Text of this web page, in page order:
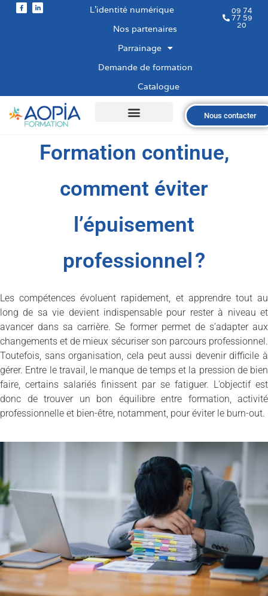
L’identité numérique
Nos partenaires
Parrainage
Demande de formation
Catalogue
09 74
77 59
20
Nous contacter
Formation continue,
comment éviter
l’épuisement
professionnel ?
Les compétences évoluent rapidement, et apprendre tout au
long de sa vie devient indispensable pour rester à niveau et
avancer dans sa carrière. Se former permet de s’adapter aux
changements et de mieux sécuriser son parcours professionnel.
Toutefois, sans organisation, cela peut aussi devenir difficile à
gérer. Entre le travail, le manque de temps et la pression de bien
faire, certains salariés finissent par se fatiguer. L’objectif est
donc de trouver un bon équilibre entre formation, activité
professionnelle et bien-être, notamment, pour éviter le burn-out.